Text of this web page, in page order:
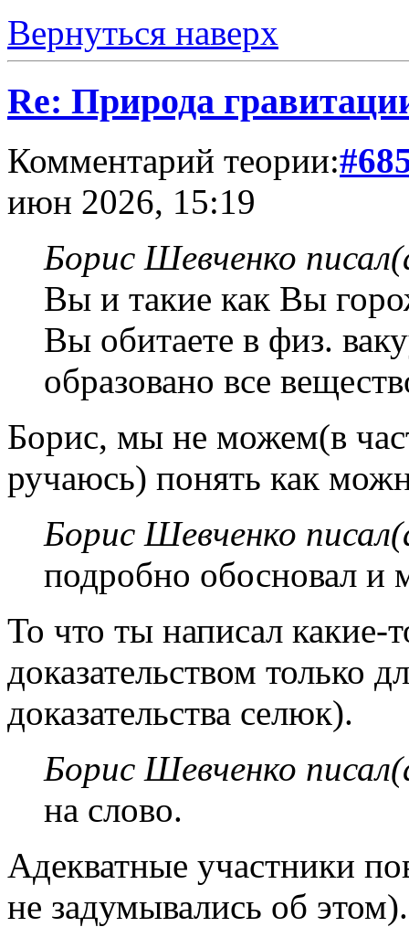
Вернуться наверх
Re: Природа
Комментарий теории:
июн 2026, 15:19
Борис Шевченко
Вы и такие как Вы
Вы обитаете в физ.
образовано все
Борис, мы не можем(в
ручаюсь) понять как
Борис Шевченко
подробно обосновал и
То что ты написал какие-
доказательством только
доказательства селюк).
Борис Шевченко
на слово.
Адекватные участники
не задумывались об этом).